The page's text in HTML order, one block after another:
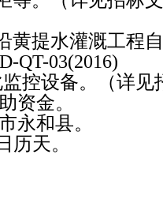
黄提水灌溉工程
QT-03(2016)
控设备。（详见
资金。
永和县。
历天。